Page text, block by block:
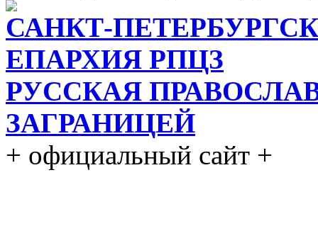
САНКТ-
ЕПАРХИЯ РПЦЗ
РУССКАЯ
ЗАГРАНИЦЕЙ
+ официальный сайт +